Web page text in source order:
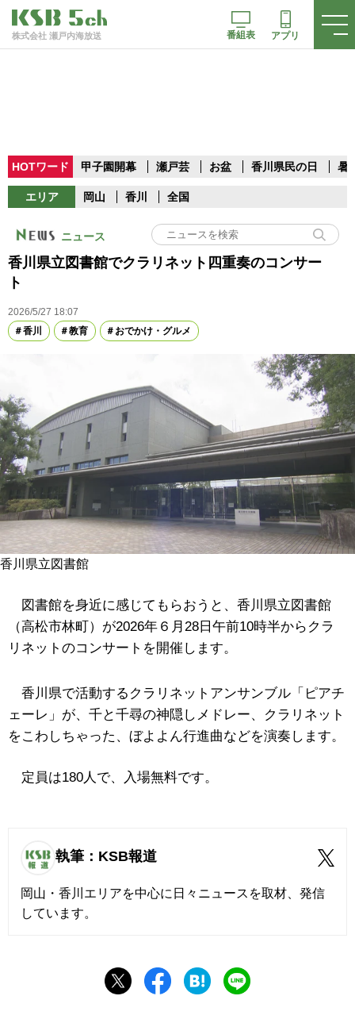
株式会社 瀬戸内海放送 番組表 アプリ
HOTワード 甲子園開幕 瀬戸芸 お盆 香川県民の日 暑
エリア 岡山 香川 全国
ニュース
香川県立図書館でクラリネット四重奏のコンサー
ト
2026/5/27 18:07
香川
教育 おでかけ・グルメ
香川県立図書館
図書館を身近に感じてもらおうと、 香川県立図書館
（高松市林町）が2026年 ６月28日午前10時半からクラ
リネットのコンサートを開催します。
香川県で活動するクラリネットアンサンブル「ピアチ
ェーレ」が、千と千尋の神隠しメドレー、クラリネット
をこわしちゃった、ぼよよん行進曲などを演奏します。
定員は180人で、入場無料です。
執筆：KSB報道
岡山・香川エリアを中心に日々ニュースを取材、発信
しています。